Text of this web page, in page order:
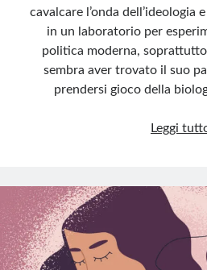
cavalcare l’onda dell’ideologia
in un laboratorio per
politica moderna,
sembra aver trovato il suo
prendersi gioco della
Leggi